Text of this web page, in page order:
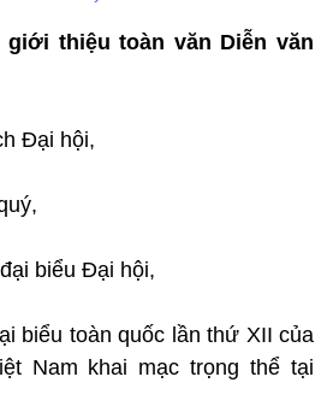
giới thiệu toàn văn Diễn văn
Đại hội,
biểu Đại hội,
biểu toàn quốc lần thứ XII của
Nam khai mạc trọng thể tại